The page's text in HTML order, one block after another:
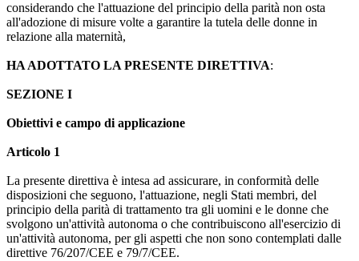
considerando che l'attuazione del principio della parità non osta
all'adozione di misure volte a garantire la tutela delle donne in
relazione alla maternità,
HA ADOTTATO LA PRESENTE DIRETTIVA:
SEZIONE I
Obiettivi e campo di applicazione
Articolo 1
La presente direttiva è intesa ad assicurare, in conformità delle
disposizioni che seguono, l'attuazione, negli Stati membri, del
principio della parità di trattamento tra gli uomini e le donne che
svolgono un'attività autonoma o che contribuiscono all'esercizio di
un'attività autonoma, per gli aspetti che non sono contemplati dalle
direttive 76/207/CEE e 79/7/CEE.